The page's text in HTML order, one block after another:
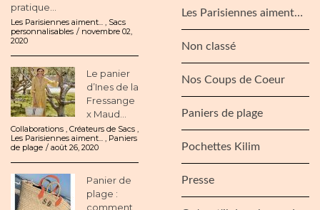
pratique...
Les Parisiennes aiment...
Sacs
personnalisables
novembre 02,
2020
Le panier
d’Ines de la
Fressange
x Maud...
Collaborations Créateurs de Sacs
Les Parisiennes aiment...
Paniers
de plage
août 26, 2020
Panier de
plage :
comment
Les Parisiennes aiment…
Non classé
Nos Coups de Coeur
Paniers de plage
Pochettes Kilim
Presse